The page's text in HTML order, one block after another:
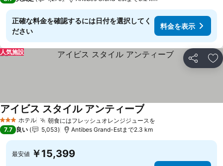
正確な料金を確認するには日付を選択してく
ださい
料金を表示
シェア お
人気施設
3 ホテルのランク
ホテル 朝食にはフレッシュオレンジジュースを
アイビス スタイル アンティーブ
7.7 良い 5,053 Antibes Grand-Estまで2.3 km
最安値 ￥15,399